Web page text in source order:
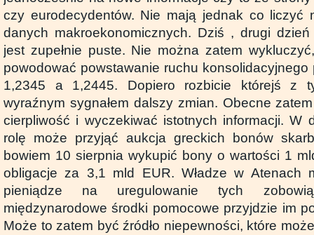
czy eurodecydentów. Nie mają jednak co liczyć
danych makroekonomicznych. Dziś , drugi
jest zupełnie puste. Nie można zatem
powodować powstawanie ruchu konsolidacyjnego
1,2345 a 1,2445. Dopiero rozbicie którejś z
wyraźnym sygnałem dalszy zmian. Obecne
cierpliwość i wyczekiwać istotnych informacji. W
rolę może przyjąć aukcja greckich bonów
bowiem 10 sierpnia wykupić bony o wartości 1
obligacje za 3,1 mld EUR. Władze w Atenach
pieniądze na uregulowanie tych
międzynarodowe środki pomocowe przyjdzie im
Może to zatem być źródło niepewności, które